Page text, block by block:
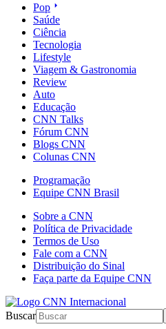
Pop
Saúde
Ciência
Tecnologia
Lifestyle
Viagem & Gastronomia
Review
Auto
Educação
CNN Talks
Fórum CNN
Blogs CNN
Colunas CNN
Programação
Equipe CNN Brasil
Sobre a CNN
Política de Privacidade
Termos de Uso
Fale com a CNN
Distribuição do Sinal
Faça parte da Equipe CNN
Buscar